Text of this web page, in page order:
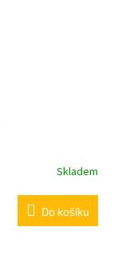
Skladem
Do košíku